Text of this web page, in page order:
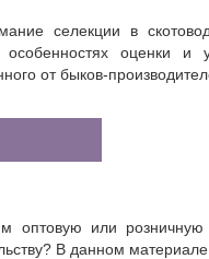
селекции в
особенностях оценки
от быков-
оптовую или
В данном